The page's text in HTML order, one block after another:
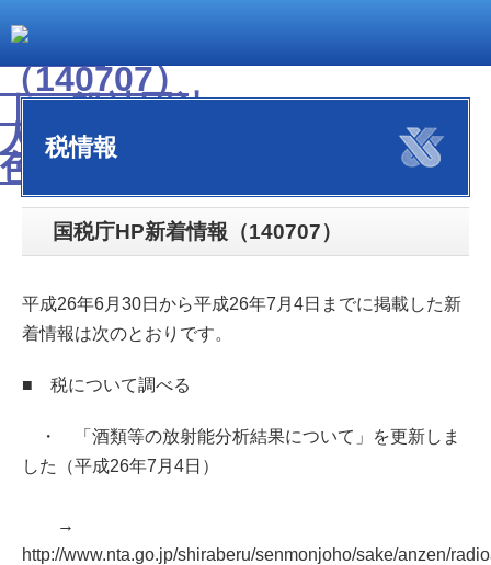
税情報
国税庁HP新着情報（140707）
平成26年6月30日から平成26年7月4日までに掲載した新
着情報は次のとおりです。
■ 税について調べる
・ 「酒類等の放射能分析結果について」を更新しま
した（平成26年7月4日）
→
http://www.nta.go.jp/shiraberu/senmonjoho/sake/anzen/